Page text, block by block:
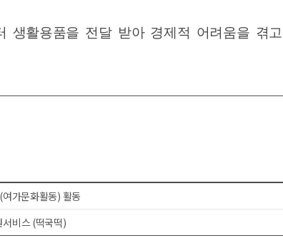
생활용품을 전달 받아 경제적 어려움을 겪
가문화활동) 활동
비스 (떡국떡)